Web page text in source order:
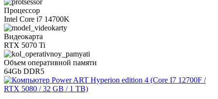
Процессор
Intel Core i7 14700K
Видеокарта
RTX 5070 Ti
Объем оперативной памяти
64Gb DDR5